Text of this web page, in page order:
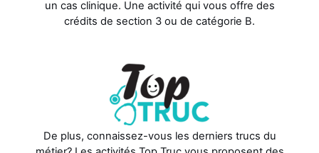
un cas clinique. Une activité qui vous offre des
crédits de section 3 ou de catégorie B.
De plus, connaissez-vous les derniers trucs du